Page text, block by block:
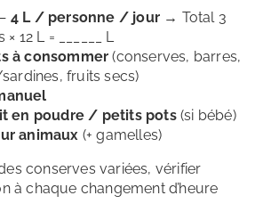
4 L / personne / jour→ Total 3
12 L = ______ L
à consommer (conserves, barres,
fruits secs)
en poudre / petits pots(si bébé)
animaux (+ gamelles)
conserves variées, vérifier
à chaque changement d’heure